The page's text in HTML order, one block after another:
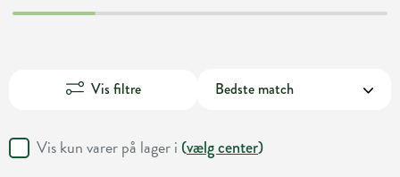
Vis filtre
Vis kun varer på lager i (vælg center)